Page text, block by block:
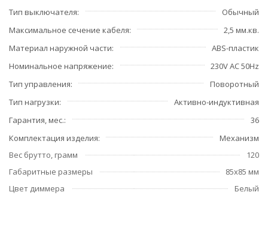
Тип выключателя
Обычный
Максимальное сечение кабеля
2,5 мм.кв.
Материал наружной части
ABS-пластик
Номинальное напряжение
230V AC 50Hz
Тип управления
Поворотный
Тип нагрузки
Активно-индуктивная
Гарантия, мес.
36
Комплектация изделия
Механизм
Вес брутто, грамм
120
Габаритные размеры
85х85 мм
Цвет диммера
Белый